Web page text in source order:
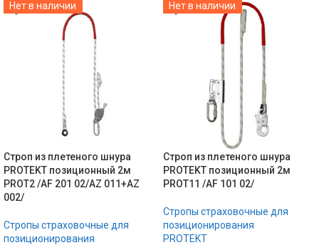
Нет в наличии
Строп из плетеного шнура
PROTEKT позиционный 2м
PROT2 /AF 201 02/AZ 011+AZ
002/
Стропы страховочные для
позиционирования
Нет в наличии
Строп из плетеного шнура
PROTEKT позиционный 2м
PROT11 /AF 101 02/
Стропы страховочные для
позиционирования
PROTEKT